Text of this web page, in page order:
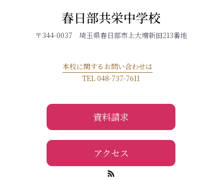
春日部共栄中学校
〒344-0037 埼玉県春日部市上大増新田213番地
本校に関するお問い合わせは
TEL 048-737-7611
資料請求
アクセス